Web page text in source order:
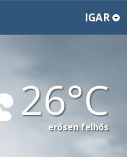
IGAR
26
erősen felhős